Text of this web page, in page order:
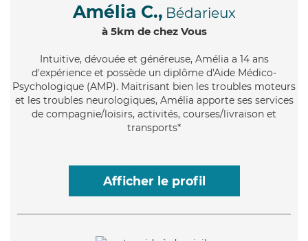
Amélia C., Bédarieux
à 5km de chez Vous
Intuitive, dévouée et généreuse, Amélia a 14 ans
d'expérience et possède un diplôme d'Aide Médico-
Psychologique (AMP). Maitrisant bien les troubles moteurs
et les troubles neurologiques, Amélia apporte ses services
de compagnie/loisirs, activités, courses/livraison et
transports*
Afficher le profil